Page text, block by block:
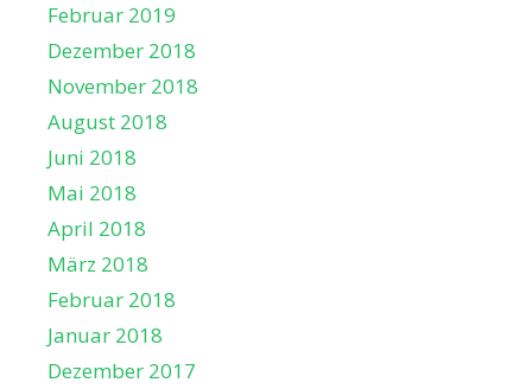
Februar 2019
Dezember 2018
November 2018
August 2018
Juni 2018
Mai 2018
April 2018
März 2018
Februar 2018
Januar 2018
Dezember 2017